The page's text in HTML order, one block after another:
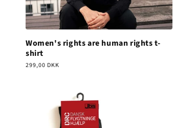
Women's rights are human rights t-
shirt
Normalpris
299,00 DKK